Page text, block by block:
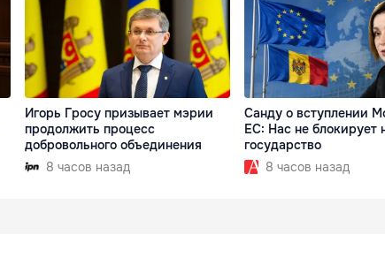
Игорь Гросу призывает мэрии
продолжить процесс
добровольного объединения
8 часов назад
Санду о вступлении
ЕС: Нас не блокирует
государство
8 часов назад